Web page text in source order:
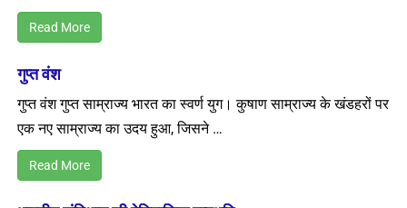
Read More
गुप्त वंश
गुप्त वंश गुप्त साम्राज्य भारत का स्वर्ण युग। कुषाण साम्राज्य के खंडहरों पर
एक नए साम्राज्य का उदय हुआ, जिसने …
Read More